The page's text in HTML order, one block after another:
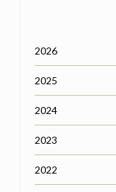
2026
2025
2024
2023
2022